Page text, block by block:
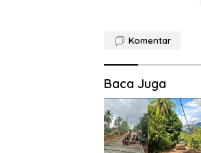
Komentar
Baca Juga